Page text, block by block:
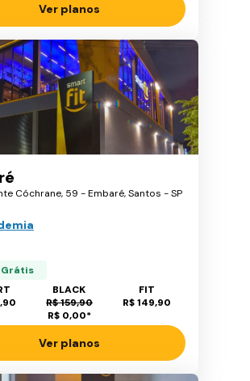
Ver planos
Cóchrane, 59 - Embaré, Santos - SP
Grátis
BLACK
R$ 159,90
R$ 0,00*
FIT
R$ 149,90
Ver planos